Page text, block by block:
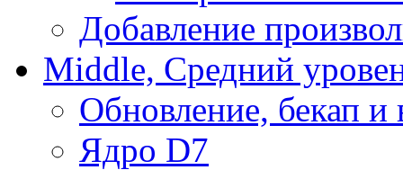
Добавление
Middle, Средний
Обновление, бекап и
Ядро D7